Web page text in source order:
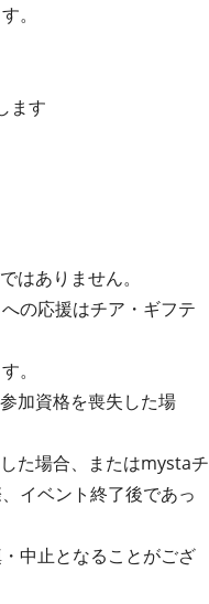
。
ます
ありません。
の応援はチア・ギフテ
。
加資格を喪失した場
た場合、またはmystaチ
イベント終了後であっ
中止となることがござ